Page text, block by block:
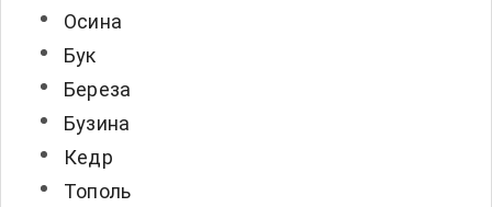
Осина
Бук
Береза
Бузина
Кедр
Тополь